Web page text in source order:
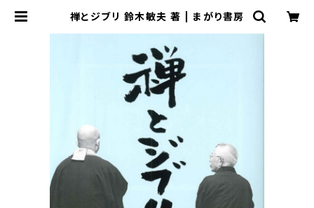
禅とジブリ 鈴木敏夫 著 | まがり書房